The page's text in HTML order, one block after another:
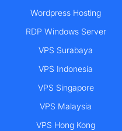
Wordpress Hosting
RDP Windows Server
VPS Surabaya
VPS Indonesia
VPS Singapore
VPS Malaysia
VPS Hong Kong